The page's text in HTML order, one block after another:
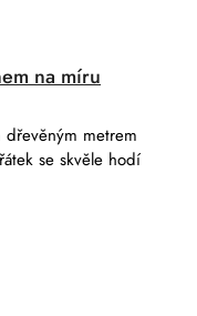
na míru
metrem
se skvěle hodí